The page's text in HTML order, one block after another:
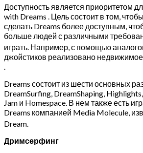
Доступность является приоритетом
with Dreams . Цель состоит в том, чтобы
сделать Dreams более доступным,
больше людей с различными
играть. Например, с помощью
джойстиков реализовано
.
Dreams состоит из шести основных
DreamSurfing, DreamShaping,
Jam и Homespace. В нем также есть
Dreams компанией Media Molecule,
Dream.
Дримсерфинг